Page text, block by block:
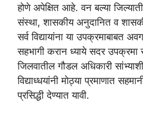
होणे अपेक्षित आहे. वन बल्या
संस्था, शासकीय अनुदानित व
सर्व विद्यायांना या उपक्रमाबाबत
सहभागी करान ध्याये सदर उपक्रमा
जिलवातील गौडल अधिकारी
विद्याध्धयांनी मोठ्या प्रमाणात
प्रसिद्धी देण्यात यावी.